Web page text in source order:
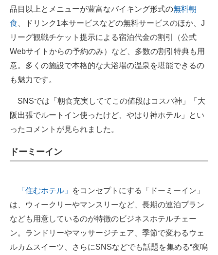
品目以上とメニューが豊富なバイキング形式の無料朝
食 、ドリンク1本サービスなどの無料サービスのほか、J
リーグ観戦チケット提示による宿泊代金の割引（公式
Webサイトからの予約のみ）など、多数の割引特典も用
意。多くの施設で本格的な大浴場の温泉を堪能できるの
も魅力です。
SNSでは「朝食充実しててこの値段はコスパ神」「大
阪出張でルートイン使ったけど、やはり神ホテル」とい
ったコメントが見られました。
ドーミーイン
「住むホテル」
をコンセプトにする「ドーミーイン」
は、ウィークリーやマンスリーなど、長期の連泊プラン
なども用意しているのが特徴のビジネスホテルチェー
ン。ランドリーやマッサージチェア、季節で変わるウェ
ルカムスイーツ、さらにSNSなどでも話題を集める“夜鳴